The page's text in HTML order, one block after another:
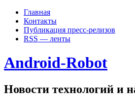
Главная
Контакты
Публикация пресс-релизов
RSS — ленты
Android-Robot
Новости технологий и